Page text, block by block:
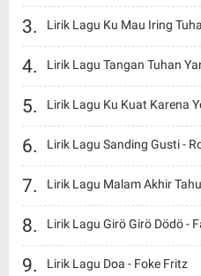
Lirik Lagu Ku Mau Iring
Lirik Lagu Tangan Tuhan
Lirik Lagu Ku Kuat Karena
Lirik Lagu Sanding Gusti -
Lirik Lagu Malam Akhir
Lirik Lagu Girö Girö Dödö -
Lirik Lagu Doa - Foke Fritz